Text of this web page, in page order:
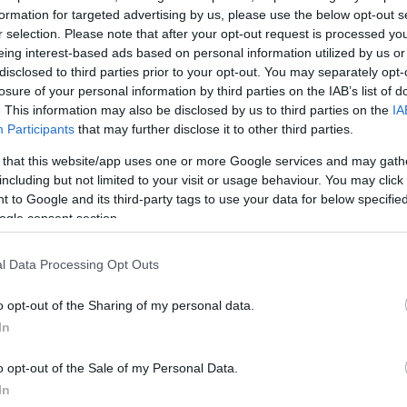
for targeted advertising by us, please use the below opt-out
selection. Please note that after your opt-out request is processed
interest-based ads based on personal information utilized by us
to third parties prior to your opt-out. You may separately
of your personal information by third parties on the IAB’s list of
This information may also be disclosed by us to third parties on the
Participants that may further disclose it to other third parties.
that this website/app uses one or more Google services and may
but not limited to your visit or usage behaviour. You may
to Google and its third-party tags to use your data for below
consent section.
Data Processing Opt Outs
opt-out of the Sharing of my personal data.
opt-out of the Sale of my Personal Data.
Σχολίασε εδώ
Υποβολή σχολίου